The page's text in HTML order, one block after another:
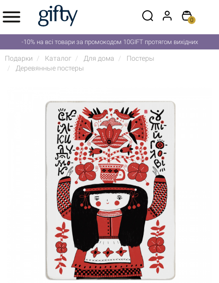
0
-10% на всі товари за промокодом 10GIFT протягом вихідних
Подарки Каталог Для дома
Постеры
Деревянные постеры